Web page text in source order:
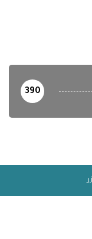
390